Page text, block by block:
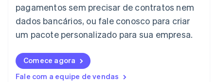
pagamentos sem precisar de contratos nem
dados bancários, ou fale conosco para criar
um pacote personalizado para sua empresa.
Comece agora
Fale com a equipe de vendas
Letônia
English
Liechtenstein
Deutsch English
English
Luxemburgo
FrançaisDeutschEnglish